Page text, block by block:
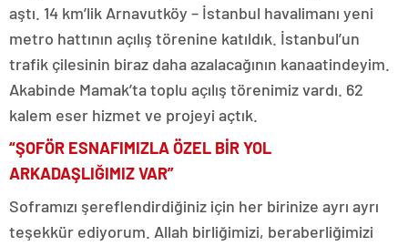
aştı. 14 km’lik Arnavutköy – İstanbul havalimanı yeni
metro hattının açılış törenine katıldık. İstanbul’un
trafik çilesinin biraz daha azalacağının kanaatindeyim.
Akabinde Mamak’ta toplu açılış törenimiz vardı. 62
kalem eser hizmet ve projeyi açtık.
“ŞOFÖR ESNAFIMIZLA ÖZEL BİR YOL
ARKADAŞLIĞIMIZ VAR”
Soframızı şereflendirdiğiniz için her birinize ayrı ayrı
teşekkür ediyorum. Allah birliğimizi, beraberliğimizi